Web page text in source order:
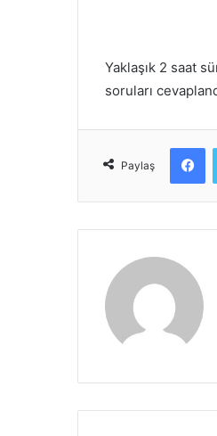
Yaklaşık 2 saat
soruları
Paylaş